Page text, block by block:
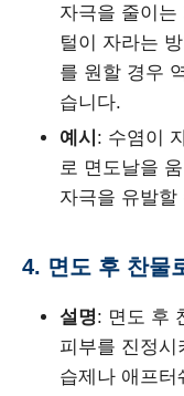
자극을 줄이
털이 자라는
를 원할 경우
습니다.
예시 : 수염이
로 면도날을
자극을 유발
4. 면도 후 찬물
설명: 면도 후
피부를 진정시
습제나 애프터